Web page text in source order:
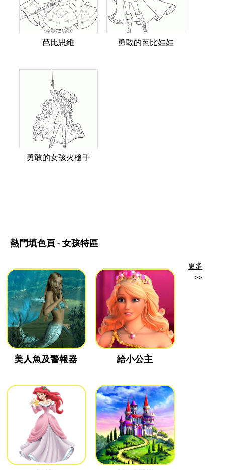
芭比思維 勇敢的芭比娃娃
勇敢的女孩火槍手
熱門填色頁 - 女孩特區
美人魚及警報器 給小公主
更多
>>